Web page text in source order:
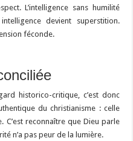
L’intelligence sans humilité
devient superstition.
féconde.
historico-critique, c’est donc
du christianisme : celle
C’est reconnaître que Dieu parle
n’a pas peur de la lumière.